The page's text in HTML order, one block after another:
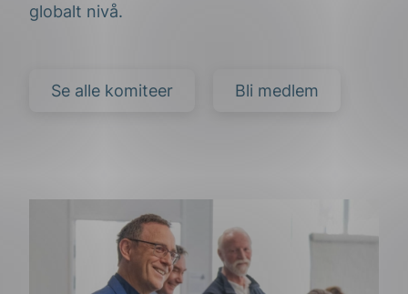
globalt nivå.
Se alle komiteer Bli medlem